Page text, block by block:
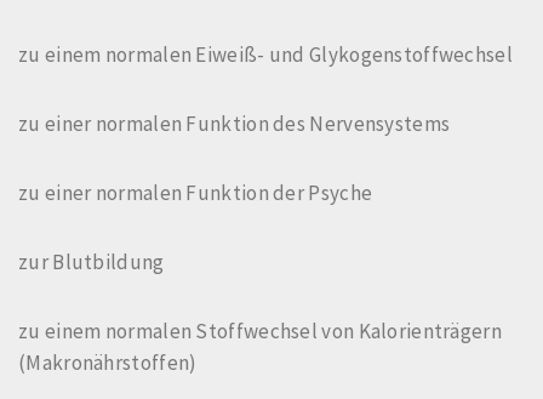
zu einem normalen Eiweiß- und Glykogenstoffwechsel
zu einer normalen Funktion des Nervensystems
zu einer normalen Funktion der Psyche
zur Blutbildung
zu einem normalen Stoffwechsel von Kalorienträgern
(Makronährstoffen)